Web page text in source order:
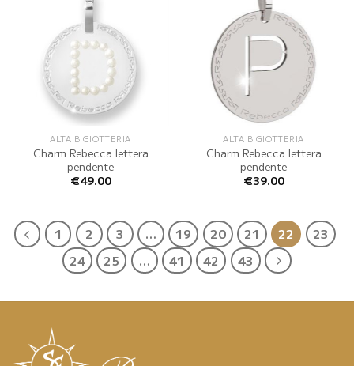
ALTA BIGIOTTERIA
Charm Rebecca lettera
pendente
€49.00
ALTA BIGIOTTERIA
Charm Rebecca lettera
pendente
€39.00
1 2 3 … 19 20 21 22
23
24
25 … 41 42 43